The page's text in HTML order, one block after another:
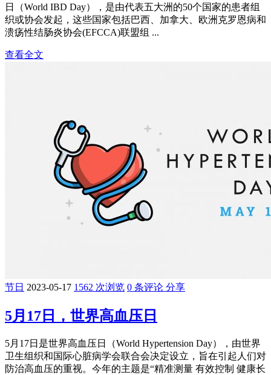
日（World IBD Day），是由代表五大洲的50个国家的患者组
织或协会发起，这些国家包括巴西、加拿大、欧洲克罗恩病和
溃疡性结肠炎协会(EFCCA)联盟组 ...
查看全文
节日 2023-05-17 1562 次浏览 0 条评论 分享
5月17日，世界高血压日
5月17日是世界高血压日（World Hypertension Day），由世界
卫生组织和国际心脏病学会联合会决定设立，旨在引起人们对
防治高血压的重视。今年的主题是“精准测量 有效控制 健康长